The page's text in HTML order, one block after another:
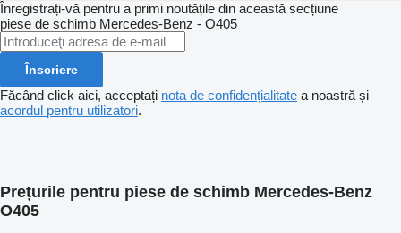
Înregistrați-vă pentru a primi noutățile din această secțiune
piese de schimb Mercedes-Benz - O405
Înscriere
Făcând click aici, acceptați nota de confidențialitate a noastră și
acordul pentru utilizatori.
Prețurile pentru piese de schimb Mercedes-Benz
O405